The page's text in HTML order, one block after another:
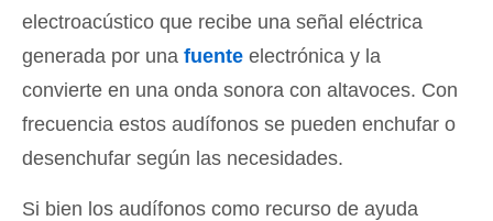
electroacústico que recibe una señal eléctrica
generada por una fuente electrónica y la
convierte en una onda sonora con altavoces. Con
frecuencia estos audífonos se pueden enchufar o
desenchufar según las necesidades.
Si bien los audífonos como recurso de ayuda